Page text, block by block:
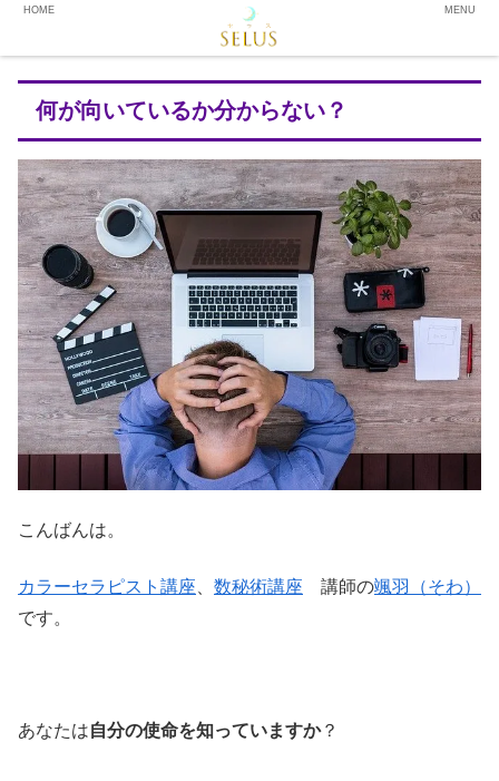
何が向いているか分からない？
こんばんは。
カラーセラピスト講座 数秘術講座 講師の颯羽（そわ）
です。
あなたは自分の使命を知っていますか？
HOME MENU